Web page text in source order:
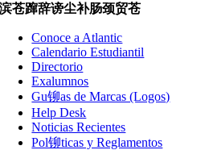
滨苍蹿辞谤尘补肠颈贸苍
Conoce a Atlantic
Calendario Estudiantil
Directorio
Exalumnos
Gu铆as de Marcas (Logos)
Help Desk
Noticias Recientes
Pol铆ticas y Reglamentos